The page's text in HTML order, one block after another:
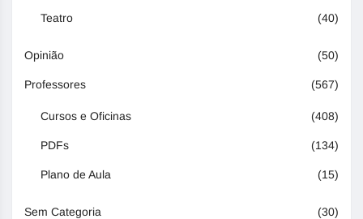
Teatro (40)
Opinião (50)
Professores (567)
Cursos e Oficinas (408)
PDFs (134)
Plano de Aula (15)
Sem Categoria (30)